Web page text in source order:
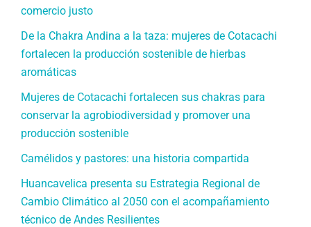
comercio justo
De la Chakra Andina a la taza: mujeres de Cotacachi
fortalecen la producción sostenible de hierbas
aromáticas
Mujeres de Cotacachi fortalecen sus chakras para
conservar la agrobiodiversidad y promover una
producción sostenible
Camélidos y pastores: una historia compartida
Huancavelica presenta su Estrategia Regional de
Cambio Climático al 2050 con el acompañamiento
técnico de Andes Resilientes